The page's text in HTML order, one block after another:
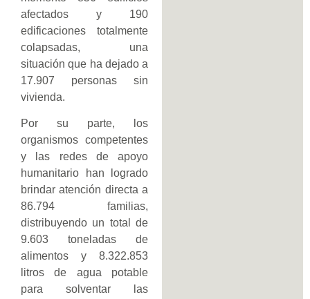
afectados y 190
edificaciones totalmente
colapsadas, una
situación que ha dejado a
17.907 personas sin
vivienda.
Por su parte, los
organismos competentes
y las redes de apoyo
humanitario han logrado
brindar atención directa a
86.794 familias,
distribuyendo un total de
9.603 toneladas de
alimentos y 8.322.853
litros de agua potable
para solventar las